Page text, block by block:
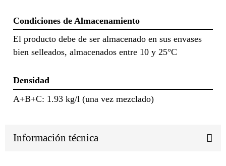
Condiciones de Almacenamiento
El producto debe de ser almacenado en sus envases
bien selleados, almacenados entre 10 y 25°C
Densidad
A+B+C: 1.93 kg/l (una vez mezclado)
Información técnica